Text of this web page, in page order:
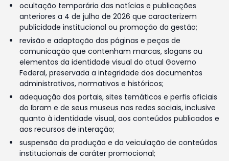
ocultação temporária das notícias e publicações
anteriores a 4 de julho de 2026 que caracterizem
publicidade institucional ou promoção da gestão;
revisão e adaptação das páginas e peças de
comunicação que contenham marcas, slogans ou
elementos da identidade visual do atual Governo
Federal, preservada a integridade dos documentos
administrativos, normativos e históricos;
adequação dos portais, sites temáticos e perfis oficiais
do Ibram e de seus museus nas redes sociais, inclusive
quanto à identidade visual, aos conteúdos publicados e
aos recursos de interação;
suspensão da produção e da veiculação de conteúdos
institucionais de caráter promocional;